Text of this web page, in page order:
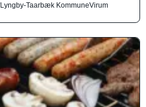
Lyngby-Taarbæk KommuneVirum